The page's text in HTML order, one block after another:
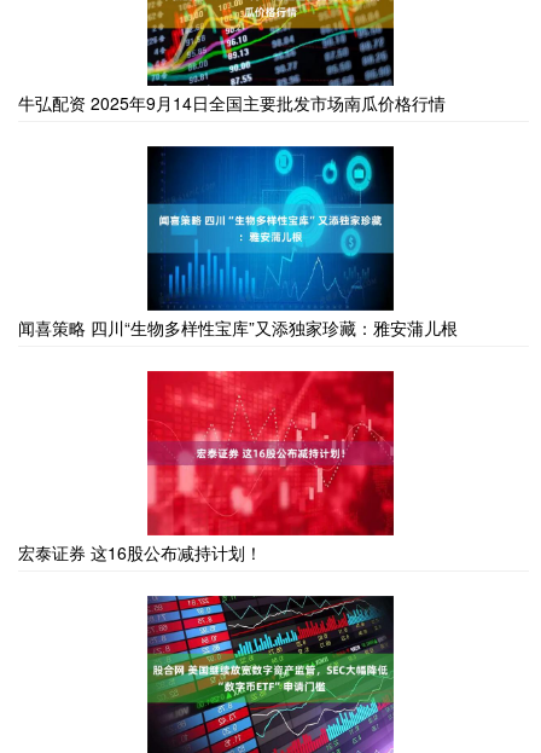
牛弘配资 2025年9月14日全国主要批发市场南瓜价格行情
闻喜策略 四川“生物多样性宝库”又添独家珍藏：雅安蒲儿根
宏泰证券 这16股公布减持计划！